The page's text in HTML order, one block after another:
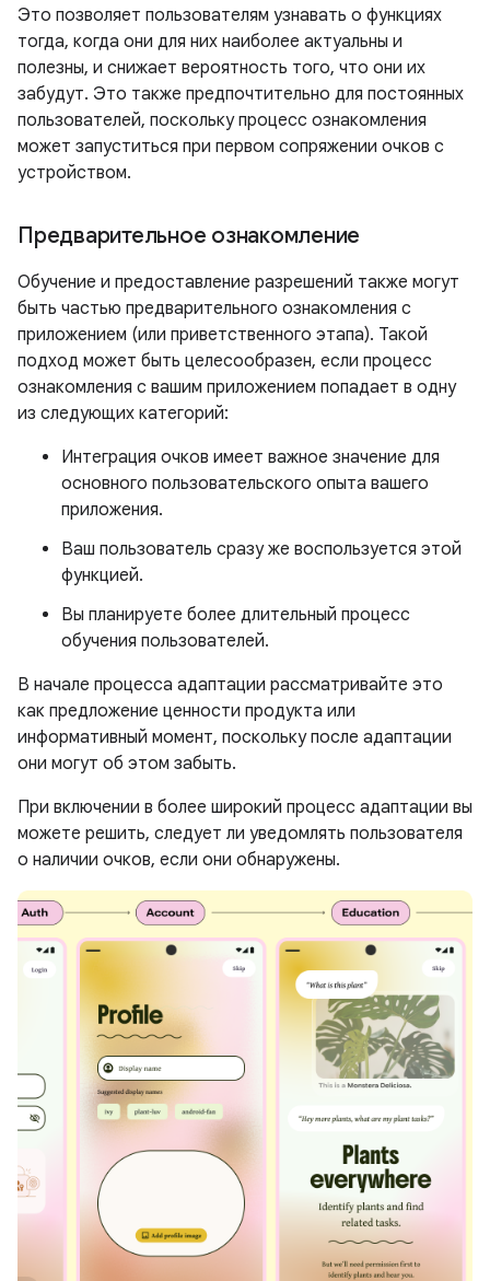
Это позволяет пользователям узнавать о функциях
тогда, когда они для них наиболее актуальны и
полезны, и снижает вероятность того, что они их
забудут. Это также предпочтительно для постоянных
пользователей, поскольку процесс ознакомления
может запуститься при первом сопряжении очков с
устройством.
Предварительное ознакомление
Обучение и предоставление разрешений также могут
быть частью предварительного ознакомления с
приложением (или приветственного этапа). Такой
подход может быть целесообразен, если процесс
ознакомления с вашим приложением попадает в одну
из следующих категорий:
Интеграция очков имеет важное значение для
основного пользовательского опыта вашего
приложения.
Ваш пользователь сразу же воспользуется этой
функцией.
Вы планируете более длительный процесс
обучения пользователей.
В начале процесса адаптации рассматривайте это
как предложение ценности продукта или
информативный момент, поскольку после адаптации
они могут об этом забыть.
При включении в более широкий процесс адаптации вы
можете решить, следует ли уведомлять пользователя
о наличии очков, если они обнаружены.